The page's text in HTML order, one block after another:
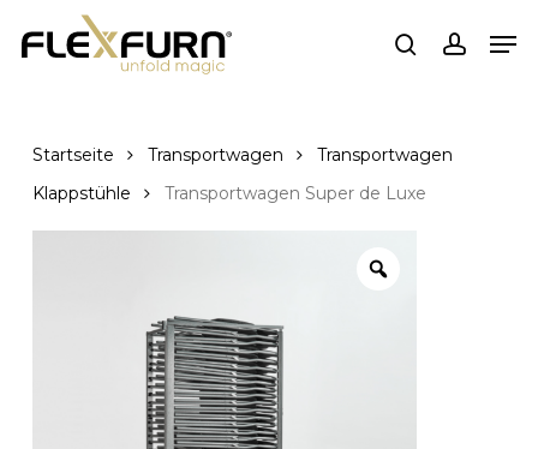
Hauptinhalt
suchen Konto
Startseite Transportwagen
Transportwagen
Klappstühle
Transportwagen Super de Luxe